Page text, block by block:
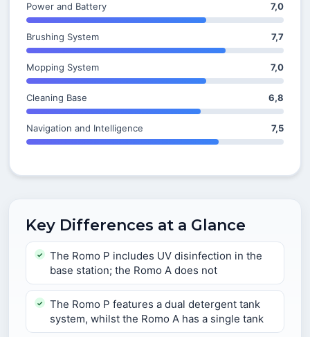
Power and Battery 7,0
Brushing System 7,7
Mopping System 7,0
Cleaning Base 6,8
Navigation and Intelligence 7,5
Key Differences at a Glance
The Romo P includes UV disinfection in the
base station; the Romo A does not
The Romo P features a dual detergent tank
system, whilst the Romo A has a single tank